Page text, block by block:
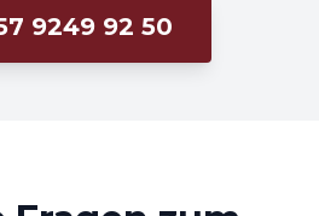
9249 92 50